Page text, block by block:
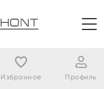
Избранное Профиль